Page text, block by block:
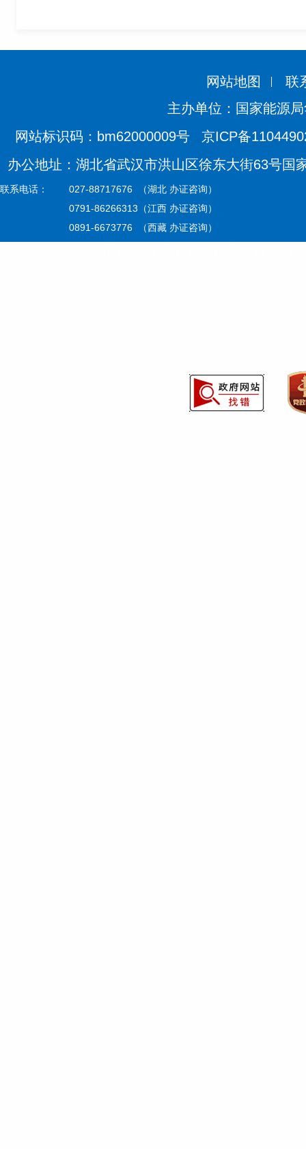
网站地图
联
主办单位：国家能源
网站标识码：bm62000009号
京ICP备
办公地址：湖北省武汉市洪山区徐东大街63号国
联系电话：
027-88717676 （湖北 办证咨询）
0791-86266313（江西 办证咨询）
0891-6673776 （西藏 办证咨询）